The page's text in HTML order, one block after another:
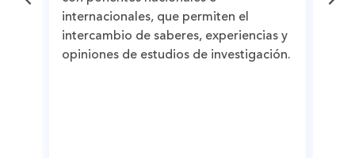
internacionales, que permiten el
intercambio de saberes, experiencias y
opiniones de estudios de investigación.